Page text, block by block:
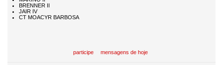
participe mensagens de hoje